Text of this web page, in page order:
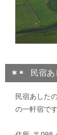
民宿
民宿あした
の一軒宿です